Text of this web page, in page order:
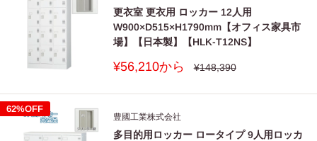
更衣室 更衣用 ロッカー 12人用
W900×D515×H1790mm【オフィス家具市
場】【日本製】【HLK-T12NS】
販
価
¥56,210から
通
格
¥148,390
62%OFF
豊國工業株式会社
多目的用ロッカー ロータイプ 9人用ロッカ